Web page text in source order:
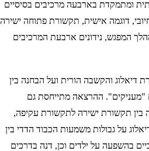
ומתמקדת בארבעה מרכיבים בסיסיים
דוגמה אישית, תקשורת פתוחה ישירה
המפגש, נידונים ארבעת המרכיבים
דיאלוג והקשבה הורית ועל הבחנה בין
"מעניקים". ההרצאה מתייחסת גם
בין תקשורת ישירה לתקשורת עקיפה,
על גבולות משמעות הכבוד הדדי בין
בהשפעה על ילדים וכן, דנה בדרכים